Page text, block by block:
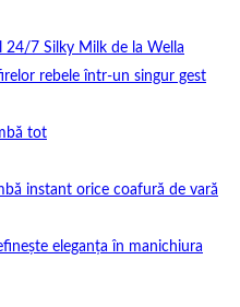
24/7 Silky Milk de la Wella
rebele într-un singur gest
tot
instant orice coafură de vară
eleganța în manichiura